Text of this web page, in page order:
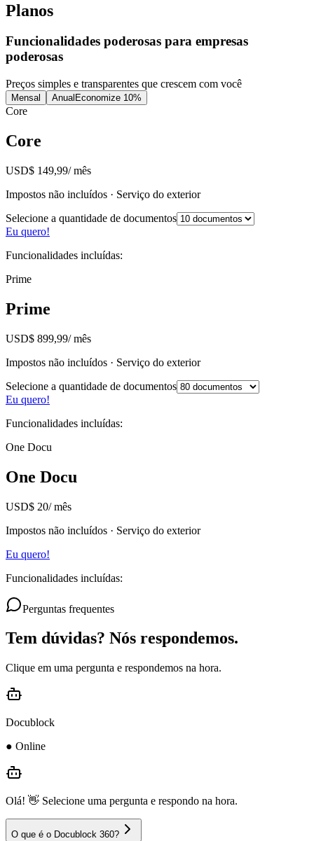
Planos
Funcionalidades poderosas para empresas
poderosas
Preços simples e transparentes que crescem com você
Mensal Anual Economize 10%
Core
Core
USD$ 149,99/mês
Impostos não incluídos · Serviço do exterior
Selecione a quantidade de documentos
Eu quero!
Funcionalidades incluídas:
Prime
Prime
USD$ 899,99/mês
Impostos não incluídos · Serviço do exterior
Selecione a quantidade de documentos
Eu quero!
Funcionalidades incluídas:
One Docu
One Docu
USD$ 20/mês
Impostos não incluídos · Serviço do exterior
Eu quero!
Funcionalidades incluídas:
Perguntas frequentes
Tem dúvidas? Nós respondemos.
Clique em uma pergunta e respondemos na hora.
Docublock
● Online
Olá! 👋 Selecione uma pergunta e respondo na hora.
O que é o Docublock 360?